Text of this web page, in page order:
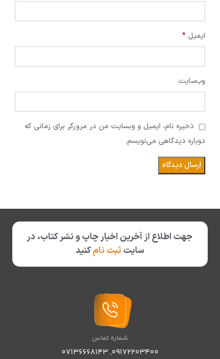
ایمیل *
وب‌سایت
ذخیره نام، ایمیل و وبسایت من در مرورگر برای زمانی که
دوباره دیدگاهی می‌نویسم.
جهت اطلاع از آخرین اخبار چاپ و نشر کتاب، در
سایت ثبت نامکنید
شماره تماس
09172203400
,
07136668143